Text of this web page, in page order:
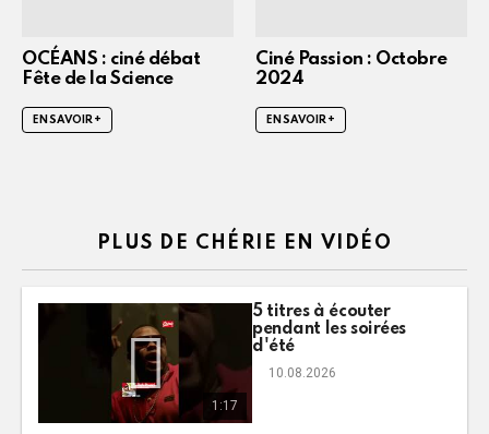
OCÉANS : ciné débat
Fête de la Science
EN SAVOIR +
Ciné Passion : Octobre
2024
EN SAVOIR +
PLUS DE CHÉRIE EN VIDÉO
1:17
5 titres à écouter
pendant les soirées
d'été
10.08.2026